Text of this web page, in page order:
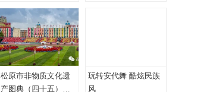
安代舞
松原市非物质文化遗
产图典（四十五）蒙
玩转安代舞 酷炫民族
风